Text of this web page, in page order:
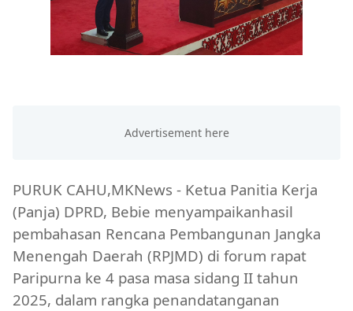
PURUK CAHU,MKNews - Ketua Panitia Kerja
(Panja) DPRD, Bebie menyampaikanhasil
pembahasan Rencana Pembangunan Jangka
Menengah Daerah (RPJMD) di forum rapat
Paripurna ke 4 pasa masa sidang II tahun
2025, dalam rangka penandatanganan